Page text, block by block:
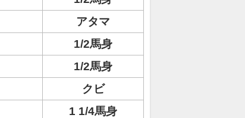
アタマ
1/2馬身
1/2馬身
クビ
1 1/4馬身